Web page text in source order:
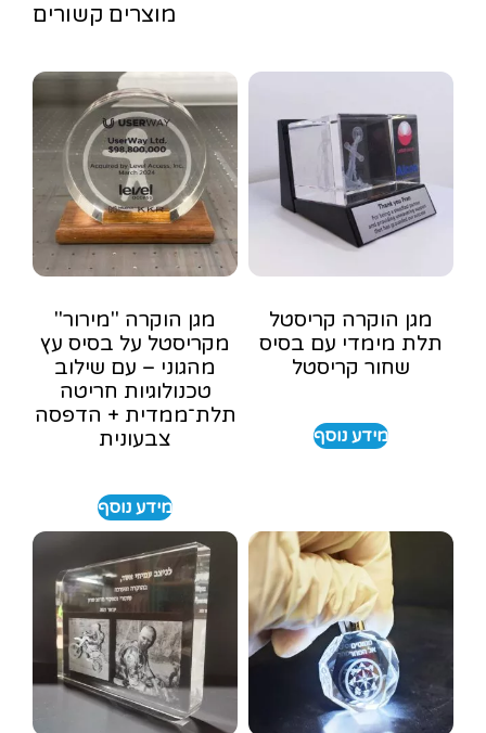
מוצרים קשורים
מגן הוקרה קריסטל
תלת מימדי עם בסיס
שחור קריסטל
מידע נוסף
מגן הוקרה "מירור"
מקריסטל על בסיס עץ
מהגוני – עם שילוב
טכנולוגיות חריטה
תלת־ממדית + הדפסה
צבעונית
מידע נוסף